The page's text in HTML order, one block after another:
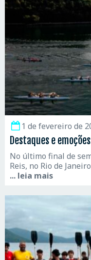
1 de fevereiro de
Destaques e
No último final de
Reis, no Rio de
... leia mais